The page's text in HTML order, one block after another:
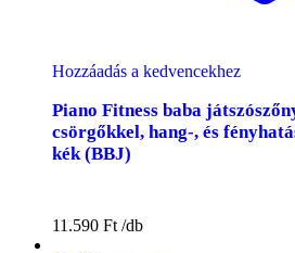
Hozzáadás a kedvencekhez
Piano Fitness baba
csörgőkkel, hang-, és
kék (BBJ)
11.590 Ft